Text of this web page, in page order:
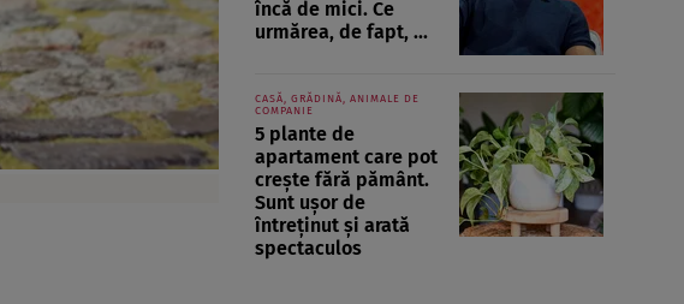
încă de mici. Ce
urmărea, de fapt, ...
CASĂ, GRĂDINĂ, ANIMALE DE
COMPANIE
5 plante de
apartament care pot
crește fără pământ.
Sunt ușor de
întreținut și arată
spectaculos